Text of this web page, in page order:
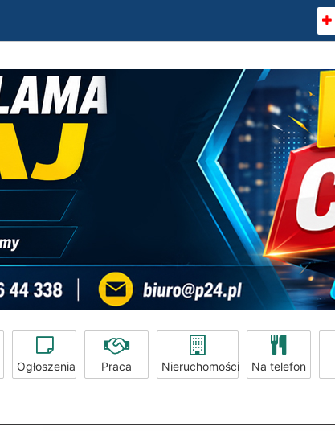
Ogłoszenia Praca Nieruchomości Na telefon